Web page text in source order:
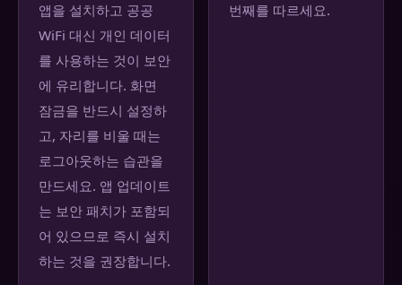
앱을 설치하고 공공
WiFi 대신 개인 데이터
를 사용하는 것이 보안
에 유리합니다. 화면
잠금을 반드시 설정하
고, 자리를 비울 때는
로그아웃하는 습관을
만드세요. 앱 업데이트
는 보안 패치가 포함되
어 있으므로 즉시 설치
하는 것을 권장합니다.
번째를 따르세요.